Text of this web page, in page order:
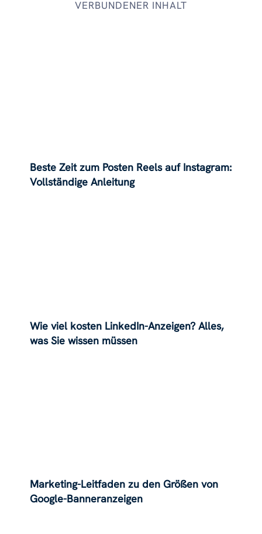
VERBUNDENER INHALT
Beste Zeit zum Posten Reels auf Instagram:
Vollständige Anleitung
Wie viel kosten LinkedIn-Anzeigen? Alles,
was Sie wissen müssen
Marketing-Leitfaden zu den Größen von
Google-Banneranzeigen